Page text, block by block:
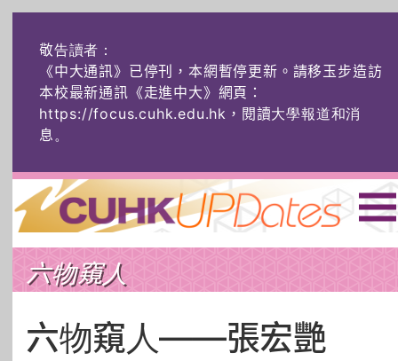
敬告讀者：
《中大通訊》已停刊，本網暫停更新。請移玉步造訪
本校最新通訊《走進中大》網頁：
https://focus.cuhk.edu.hk，閱讀大學報道和消
息。
主頁 | ENG | 简体 |
頭條
社創薈動
AI：人算不如
機算？
六物窺人
六物窺人——張宏艷